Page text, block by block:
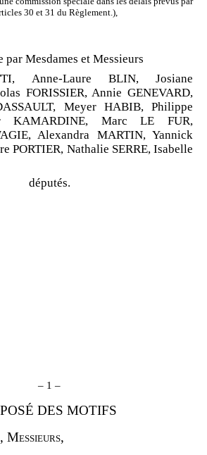
30 et 31 du Règlement.),
par Mesdames et Messieurs
Anne‑Laure BLIN, Josiane
FORISSIER, Annie GENEVARD,
Meyer HABIB, Philippe
KAMARDINE, Marc LE
FUR,
Alexandra MARTIN, Yannick
PORTIER, Nathalie SERRE, Isabelle
députés.
– 1 –
DES MOTIFS
, Messieurs,